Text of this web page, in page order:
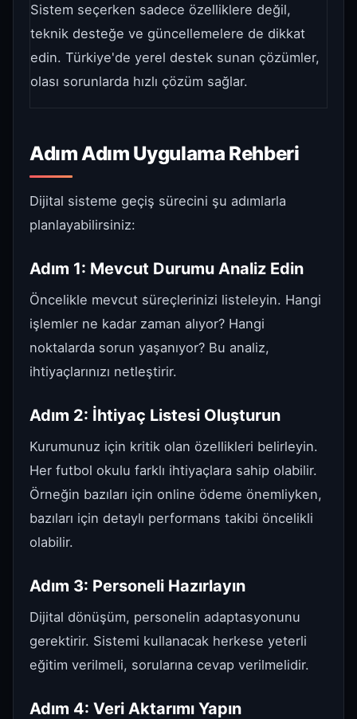
Sistem seçerken sadece özelliklere değil,
teknik desteğe ve güncellemelere de dikkat
edin. Türkiye'de yerel destek sunan çözümler,
olası sorunlarda hızlı çözüm sağlar.
Adım Adım Uygulama Rehberi
Dijital sisteme geçiş sürecini şu adımlarla
planlayabilirsiniz:
Adım 1: Mevcut Durumu Analiz Edin
Öncelikle mevcut süreçlerinizi listeleyin. Hangi
işlemler ne kadar zaman alıyor? Hangi
noktalarda sorun yaşanıyor? Bu analiz,
ihtiyaçlarınızı netleştirir.
Adım 2: İhtiyaç Listesi Oluşturun
Kurumunuz için kritik olan özellikleri belirleyin.
Her futbol okulu farklı ihtiyaçlara sahip olabilir.
Örneğin bazıları için online ödeme önemliyken,
bazıları için detaylı performans takibi öncelikli
olabilir.
Adım 3: Personeli Hazırlayın
Dijital dönüşüm, personelin adaptasyonunu
gerektirir. Sistemi kullanacak herkese yeterli
eğitim verilmeli, sorularına cevap verilmelidir.
Adım 4: Veri Aktarımı Yapın